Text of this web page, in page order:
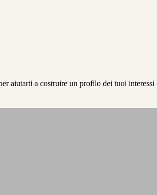
aiutarti a costruire un profilo dei tuoi